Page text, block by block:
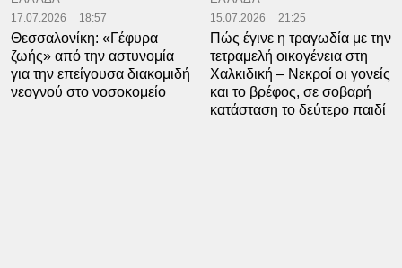
17.07.2026 18:57
Θεσσαλονίκη: «Γέφυρα
ζωής» από την αστυνομία
για την επείγουσα διακομιδή
νεογνού στο νοσοκομείο
15.07.2026 21:25
Πώς έγινε η τραγωδία με την
τετραμελή οικογένεια στη
Χαλκιδική – Νεκροί οι γονείς
και το βρέφος, σε σοβαρή
κατάσταση το δεύτερο παιδί